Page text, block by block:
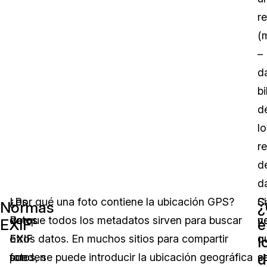
–
Normas
EXIF
Los
datos
EXIF
son
Los
datos
EXIF
pueden
¿Por qué una foto contiene la ubicación GPS?
Porque todos los metadatos sirven para buscar
otros datos. En muchos sitios para compartir
fotos, se puede introducir la ubicación geográfica
Si